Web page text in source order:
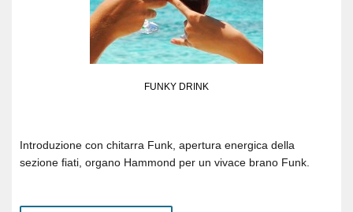
FUNKY DRINK
Introduzione con chitarra Funk, apertura energica della
sezione fiati, organo Hammond per un vivace brano Funk.